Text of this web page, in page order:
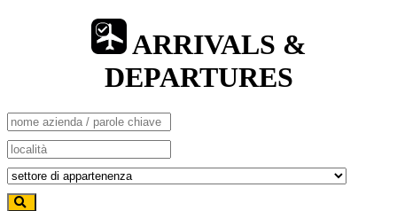
ARRIVALS &
DEPARTURES